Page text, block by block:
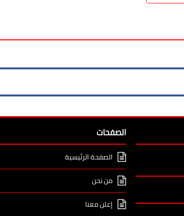
الصفحات
الصفحة الرئيسية
من نحن
إعلن معنا